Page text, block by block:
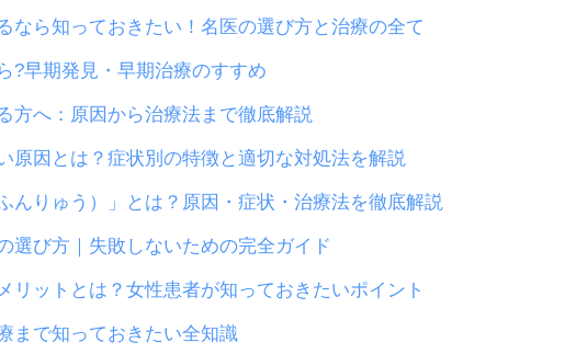
なら知っておきたい！名医の選び方と治療の全て
?早期発見・早期治療のすすめ
方へ：原因から治療法まで徹底解説
原因とは？症状別の特徴と適切な対処法を解説
んりゅう）」とは？原因・症状・治療法を徹底解説
選び方｜失敗しないための完全ガイド
リットとは？女性患者が知っておきたいポイント
まで知っておきたい全知識